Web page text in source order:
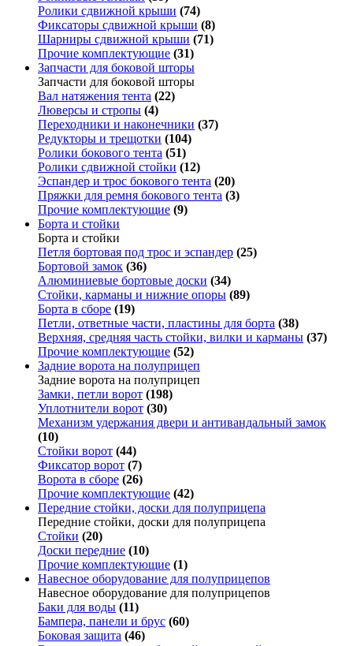
Ролики сдвижной крыши (74)
Фиксаторы сдвижной крыши (8)
Шарниры сдвижной крыши (71)
Прочие комплектующие (31)
Запчасти для боковой шторы
Запчасти для боковой шторы
Вал натяжения тента (22)
Люверсы и стропы (4)
Переходники и наконечники (37)
Редукторы и трещотки (104)
Ролики бокового тента (51)
Ролики сдвижной стойки (12)
Эспандер и трос бокового тента (20)
Пряжки для ремня бокового тента (3)
Прочие комплектующие (9)
Борта и стойки
Борта и стойки
Петля бортовая под трос и эспандер (25)
Бортовой замок (36)
Алюминиевые бортовые доски (34)
Стойки, карманы и нижние опоры (89)
Борта в сборе (19)
Петли, ответные части, пластины для борта (38)
Верхняя, средняя часть стойки, вилки и карманы (37)
Прочие комплектующие (52)
Задние ворота на полуприцеп
Задние ворота на полуприцеп
Замки, петли ворот (198)
Уплотнители ворот (30)
Механизм удержания двери и антивандальный замок
(10)
Стойки ворот (44)
Фиксатор ворот (7)
Ворота в сборе (26)
Прочие комплектующие (42)
Передние стойки, доски для полуприцепа
Передние стойки, доски для полуприцепа
Стойки (20)
Доски передние (10)
Прочие комплектующие (1)
Навесное оборудование для полуприцепов
Навесное оборудование для полуприцепов
Баки для воды (11)
Бампера, панели и брус (60)
Боковая защита (46)